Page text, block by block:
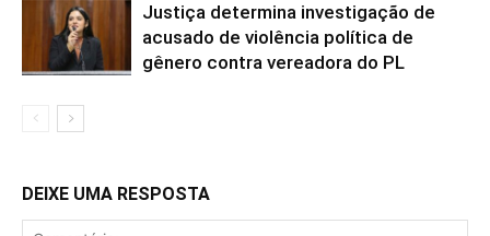
Justiça determina investigação de
acusado de violência política de
gênero contra vereadora do PL
DEIXE UMA RESPOSTA